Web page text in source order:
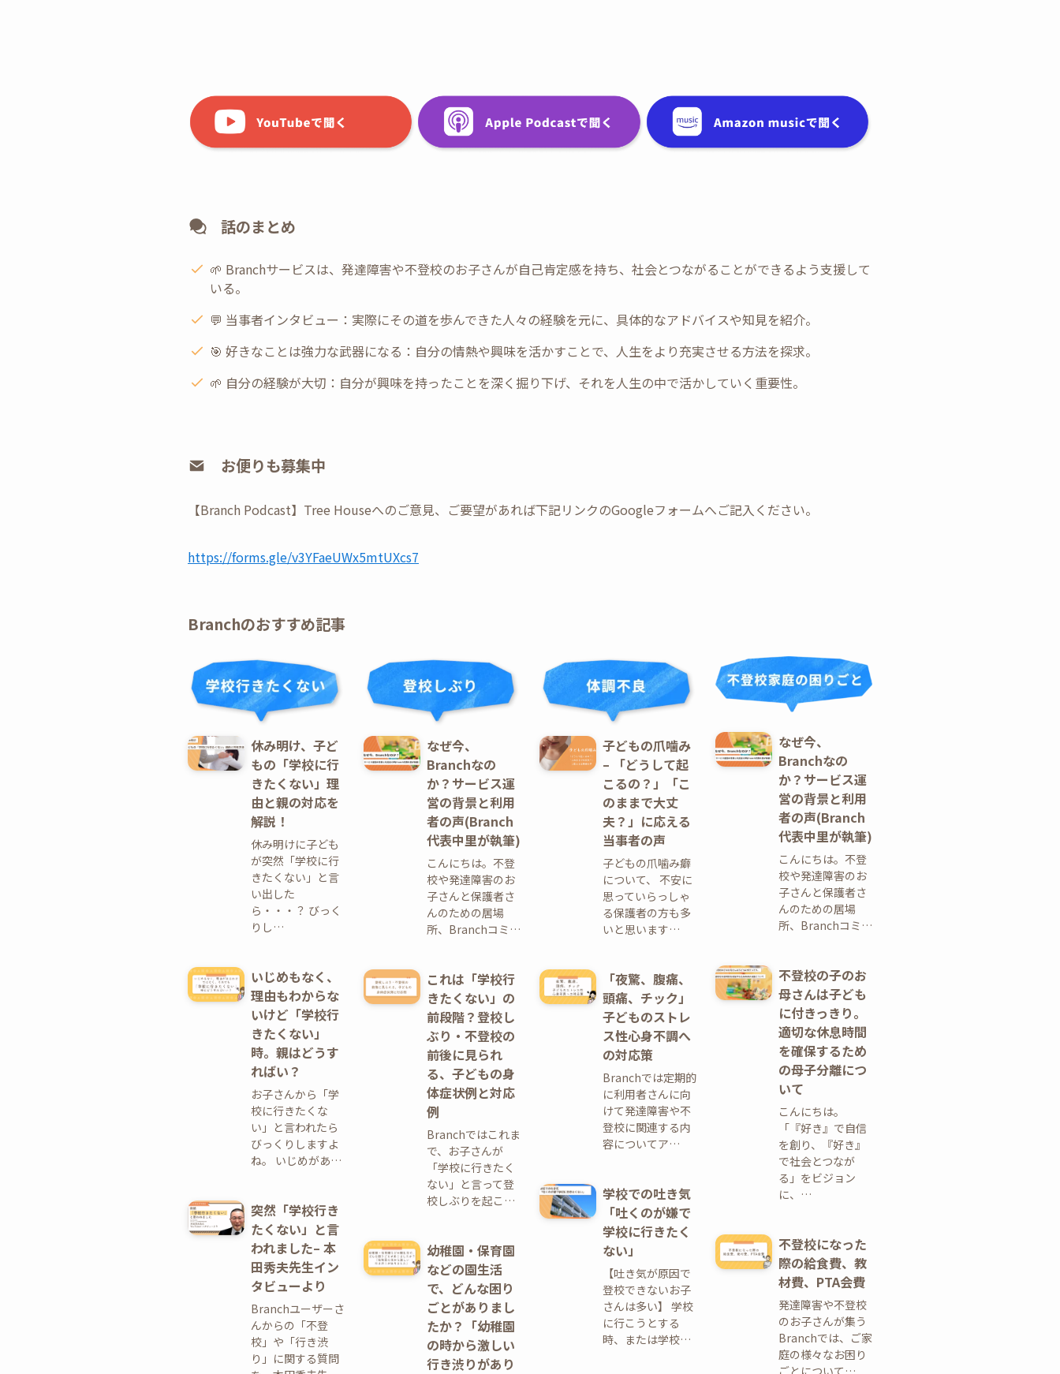
話のまとめ
🌱 Branchサービスは、発達障害や不登校のお子さんが自己肯定感を持ち、社会とつながることができるよう支援して
いる。
💬 当事者インタビュー：実際にその道を歩んできた人々の経験を元に、具体的なアドバイスや知見を紹介。
🎯 好きなことは強力な武器になる：自分の情熱や興味を活かすことで、人生をより充実させる方法を探求。
🌱 自分の経験が大切：自分が興味を持ったことを深く掘り下げ、それを人生の中で活かしていく重要性。
お便りも募集中
【Branch Podcast】Tree Houseへのご意見、ご要望があれば下記リンクのGoogleフォームへご記入ください。
⁠https://forms.gle/v3YFaeUWx5mtUXcs7
Branchのおすすめ記事
休み明け、子ど
もの「学校に行
きたくない」理
由と親の対応を
解説！
休み明けに子ども
が突然「学校に行
きたくない」と言
い出した
ら・・・？ びっく
りし…
いじめもなく、
理由もわからな
いけど「学校行
きたくない」
時。親はどうす
ればい？
お子さんから「学
校に行きたくな
い」と言われたら
びっくりしますよ
ね。 いじめがあ…
突然「学校行き
たくない」と言
われました– 本
田秀夫先生イン
タビューより
Branchユーザーさ
んからの「不登
校」や「行き渋
り」に関する質問
なぜ今、
Branchなの
か？サービス運
営の背景と利用
者の声(Branch
代表中里が執筆)
こんにちは。不登
校や発達障害のお
子さんと保護者さ
んのための居場
所、Branchコミ…
これは「学校行
きたくない」の
前段階？登校し
ぶり・不登校の
前後に見られ
る、子どもの身
体症状例と対応
例
Branchではこれま
で、お子さんが
「学校に行きたく
ない」と言って登
校しぶりを起こ…
幼稚園・保育園
などの園生活
で、どんな困り
ごとがありまし
たか？「幼稚園
の時から激しい
行き渋りがあり
子どもの爪噛み
– 「どうして起
こるの？」「こ
のままで大丈
夫？」に応える
当事者の声
子どもの爪噛み癖
について、 不安に
思っていらっしゃ
る保護者の方も多
いと思います…
「夜驚、腹痛、
頭痛、チック」
子どものストレ
ス性心身不調へ
の対応策
Branchでは定期的
に利用者さんに向
けて発達障害や不
登校に関連する内
容についてア…
学校での吐き気
「吐くのが嫌で
学校に行きたく
ない」
【吐き気が原因で
登校できないお子
さんは多い】 学校
に行こうとする
時、または学校…
なぜ今、
Branchなの
か？サービス運
営の背景と利用
者の声(Branch
代表中里が執筆)
こんにちは。不登
校や発達障害のお
子さんと保護者さ
んのための居場
所、Branchコミ…
不登校の子のお
母さんは子ども
に付きっきり。
適切な休息時間
を確保するため
の母子分離につ
いて
こんにちは。
「『好き』で自信
を創り、『好き』
で社会とつなが
る」をビジョン
に、…
不登校になった
際の給食費、教
材費、PTA会費
発達障害や不登校
のお子さんが集う
Branchでは、ご家
庭の様々なお困り